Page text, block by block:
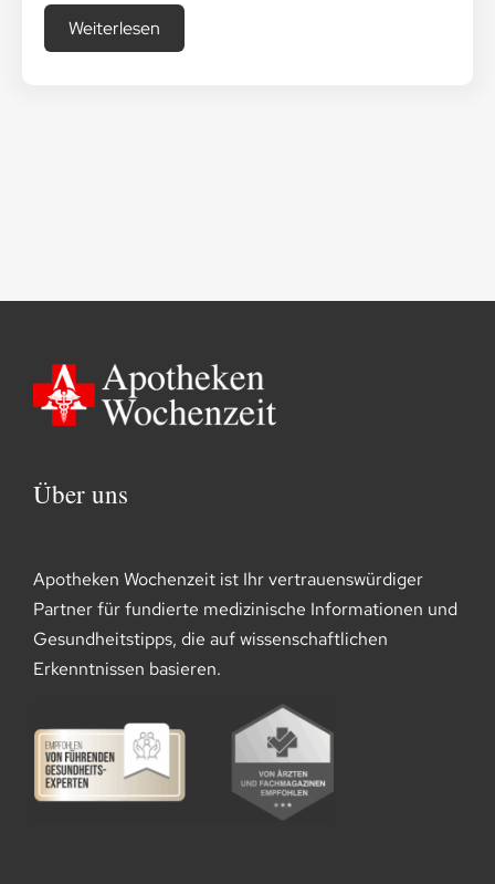
Weiterlesen
Über uns
Apotheken Wochenzeit ist Ihr vertrauenswürdiger
Partner für fundierte medizinische Informationen und
Gesundheitstipps, die auf wissenschaftlichen
Erkenntnissen basieren.